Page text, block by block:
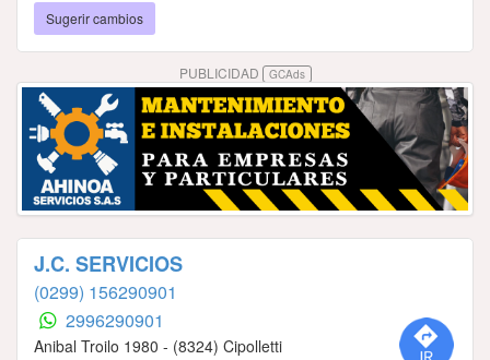
Sugerir cambios
PUBLICIDAD GCAds
J.C. SERVICIOS
(0299) 156290901
2996290901
Anibal Troilo 1980 - (8324) Cipolletti